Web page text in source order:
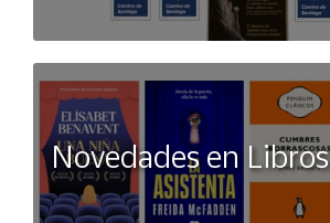
Novedades en Libros